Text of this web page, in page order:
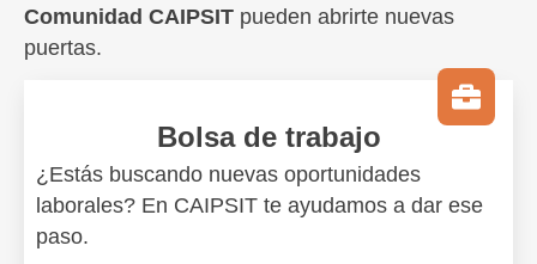
Comunidad CAIPSIT pueden abrirte nuevas
puertas.
Bolsa de trabajo
¿Estás buscando nuevas oportunidades
laborales? En CAIPSIT te ayudamos a dar ese
paso.